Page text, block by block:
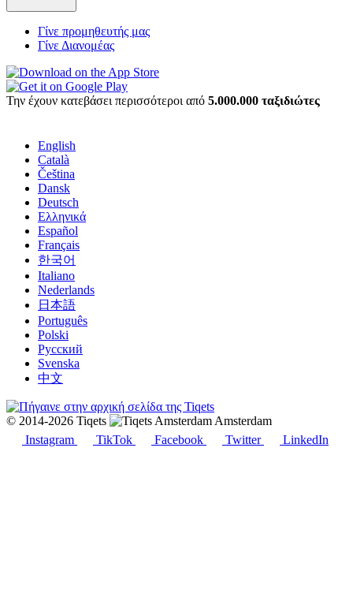
Γίνε προμηθευτής μας
Γίνε Διανομέας
Την έχουν κατεβάσει περισσότεροι από 5.000.000 ταξιδιώτες
English
Català
Čeština
Dansk
Deutsch
Ελληνικά
Español
Français
한국어
Italiano
Nederlands
日本語
Português
Polski
Русский
Svenska
中文
© 2014-2026 Tiqets
Amsterdam
Instagram
TikTok Facebook Twitter LinkedIn